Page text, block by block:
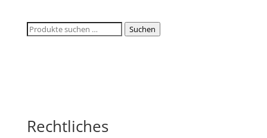
Suchen
Suchen
Rechtliches